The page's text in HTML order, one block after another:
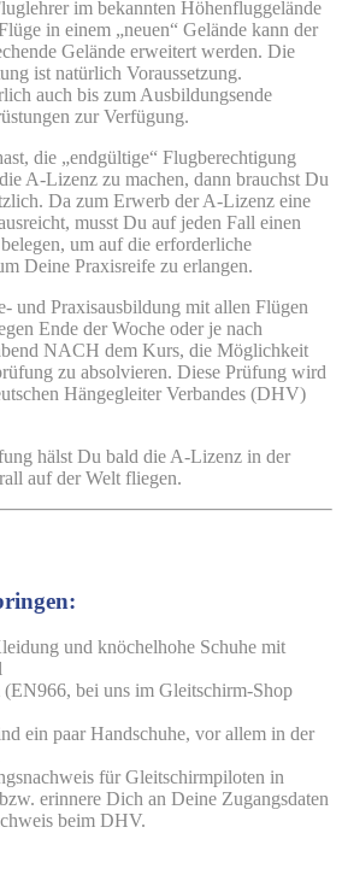
im bekannten Höhenfluggelände
in einem „neuen“ Gelände kann der
Gelände erweitert werden. Die
ist natürlich Voraussetzung.
auch bis zum Ausbildungsende
zur Verfügung.
die „endgültige“ Flugberechtigung
A-Lizenz zu machen, dann brauchst Du
Da zum Erwerb der A-Lizenz eine
musst Du auf jeden Fall einen
um auf die erforderliche
Deine Praxisreife zu erlangen.
und Praxisausbildung mit allen Flügen
Ende der Woche oder je nach
NACH dem Kurs, die Möglichkeit
zu absolvieren. Diese Prüfung wird
Hängegleiter Verbandes (DHV)
hälst Du bald die A-Lizenz in der
auf der Welt fliegen.
und knöchelhohe Schuhe mit
bei uns im Gleitschirm-Shop
ein paar Handschuhe, vor allem in der
für Gleitschirmpiloten in
erinnere Dich an Deine Zugangsdaten
beim DHV.